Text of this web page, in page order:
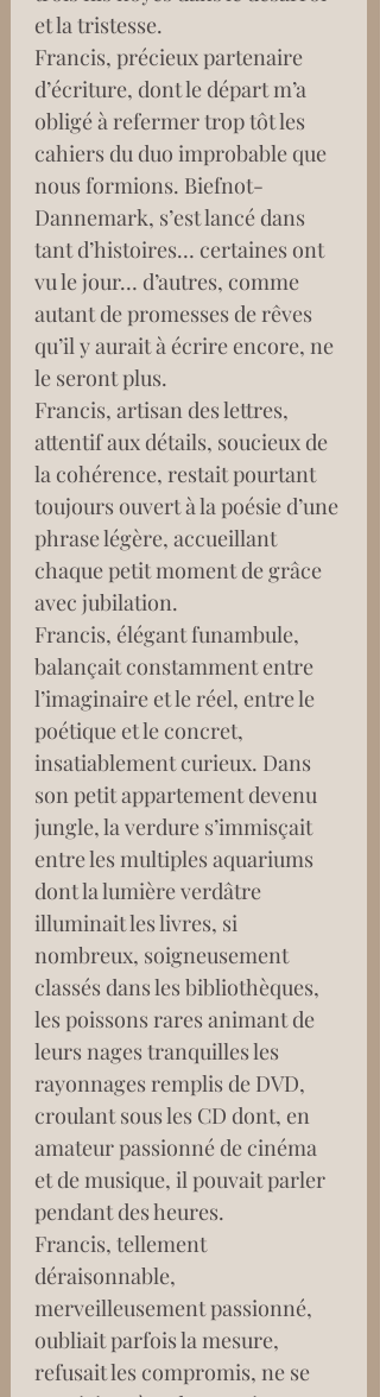
et la tristesse.
Francis, précieux partenaire
d’écriture, dont le départ m’a
obligé à refermer trop tôt les
cahiers du duo improbable que
nous formions. Biefnot-
Dannemark, s’est lancé dans
tant d’histoires… certaines ont
vu le jour… d’autres, comme
autant de promesses de rêves
qu’il y aurait à écrire encore, ne
le seront plus.
Francis, artisan des lettres,
attentif aux détails, soucieux de
la cohérence, restait pourtant
toujours ouvert à la poésie d’une
phrase légère, accueillant
chaque petit moment de grâce
avec jubilation.
Francis, élégant funambule,
balançait constamment entre
l’imaginaire et le réel, entre le
poétique et le concret,
insatiablement curieux. Dans
son petit appartement devenu
jungle, la verdure s’immisçait
entre les multiples aquariums
dont la lumière verdâtre
illuminait les livres, si
nombreux, soigneusement
classés dans les bibliothèques,
les poissons rares animant de
leurs nages tranquilles les
rayonnages remplis de DVD,
croulant sous les CD dont, en
amateur passionné de cinéma
et de musique, il pouvait parler
pendant des heures.
Francis, tellement
déraisonnable,
merveilleusement passionné,
oubliait parfois la mesure,
refusait les compromis, ne se